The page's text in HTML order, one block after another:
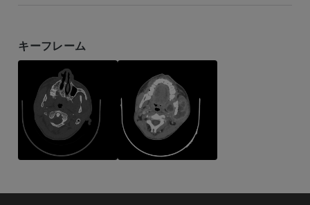
キーフレーム